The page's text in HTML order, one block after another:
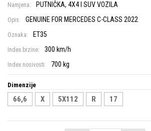
Namjena: PUTNIČKA, 4X4 I SUV VOZILA
Opis: GENUINE FOR MERCEDES C-CLASS 2022
Oznaka: ET35
Index brzine: 300 km/h
Index nosivosti: 700 kg
Dimenzije
66,6 X 5X112 R 17